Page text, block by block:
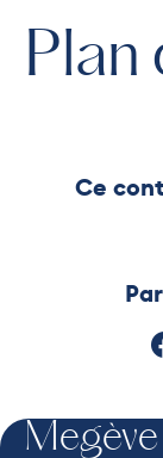
Plan
Ce